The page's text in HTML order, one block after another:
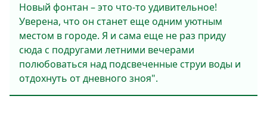
Новый фонтан – это что-то удивительное!
Уверена, что он станет еще одним уютным
местом в городе. Я и сама еще не раз приду
сюда с подругами летними вечерами
полюбоваться над подсвеченные струи воды и
отдохнуть от дневного зноя".